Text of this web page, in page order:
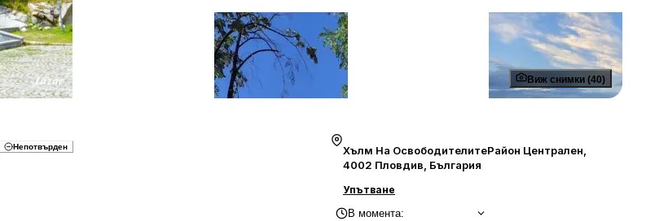
Виж снимки (40)
Непотвърден
Хълм На ОсвободителитеРайон Централен,
4002 Пловдив, България
Упътване
В момента: